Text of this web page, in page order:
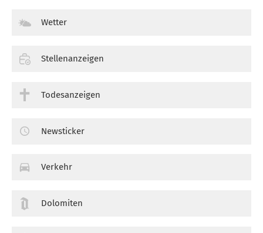
Wetter
Stellenanzeigen
Todesanzeigen
Newsticker
Verkehr
Dolomiten